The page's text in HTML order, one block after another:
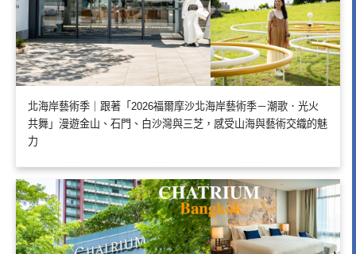
北海岸藝術季｜跟著「2026福爾摩沙北海岸藝術季－潮歌．光火
共舞」漫遊金山、石門、白沙灣與三芝，感受山海與藝術交織的魅
力